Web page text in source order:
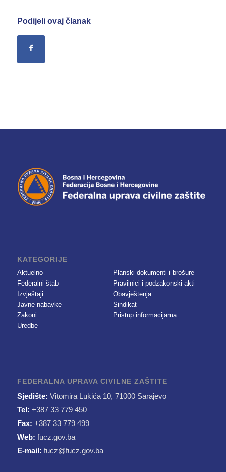
Podijeli ovaj članak
KATEGORIJE
Aktuelno
Federalni štab
Izvještaji
Javne nabavke
Zakoni
Uredbe
Planski dokumenti i brošure
Pravilnici i podzakonski akti
Obavještenja
Sindikat
Pristup informacijama
FEDERALNA UPRAVA CIVILNE ZAŠTITE
Sjedište: Vitomira Lukića 10, 71000 Sarajevo
Tel: +387 33 779 450
Fax: +387 33 779 499
Web: fucz.gov.ba
E-mail: fucz@fucz.gov.ba